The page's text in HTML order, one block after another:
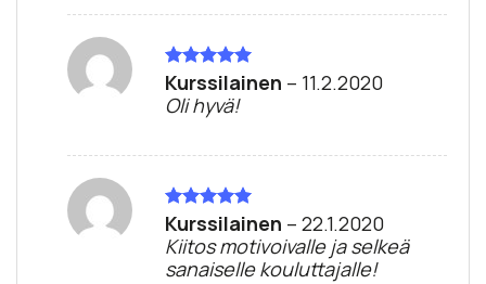
Arvostelu
tuotteesta:
/ 5
Kurssilainen – 11.2.2020
Oli hyvä!
Arvostelu
tuotteesta:5
/ 5
Kurssilainen – 22.1.2020
Kiitos motivoivalle ja selkeä
sanaiselle kouluttajalle!